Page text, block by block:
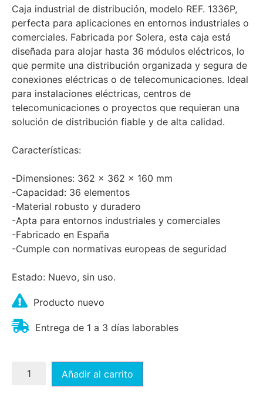
Caja industrial de distribución, modelo REF. 1336P,
perfecta para aplicaciones en entornos industriales o
comerciales. Fabricada por Solera, esta caja está
diseñada para alojar hasta 36 módulos eléctricos, lo
que permite una distribución organizada y segura de
conexiones eléctricas o de telecomunicaciones. Ideal
para instalaciones eléctricas, centros de
telecomunicaciones o proyectos que requieran una
solución de distribución fiable y de alta calidad.
Características:
-Dimensiones: 362 x 362 x 160 mm
-Capacidad: 36 elementos
-Material robusto y duradero
-Apta para entornos industriales y comerciales
-Fabricado en España
-Cumple con normativas europeas de seguridad
Estado: Nuevo, sin uso.
Producto nuevo
Entrega de 1 a 3 días laborables
Añadir al carrito